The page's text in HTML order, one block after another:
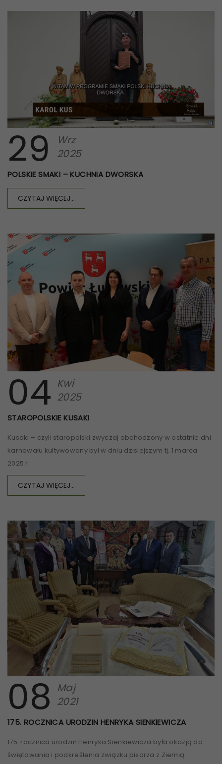
29
Wrz
2025
POLSKIE SMAKI – KUCHNIA DWORSKA
CZYTAJ WIĘCEJ...
04 Kwi
2025
STAROPOLSKIE KUSAKI
Kusaki – czyli staropolski zwyczaj obchodzony w ostatnie dni
karnawału kultywowany był w dniu dzisiejszym tj. 1 marca
2025 r.
CZYTAJ WIĘCEJ...
08
Maj
2021
175. ROCZNICA URODZIN HENRYKA SIENKIEWICZA
175. rocznica urodzin Henryka Sienkiewicza była okazją do
świętowania i podkreślenia związku pisarza z Ziemią